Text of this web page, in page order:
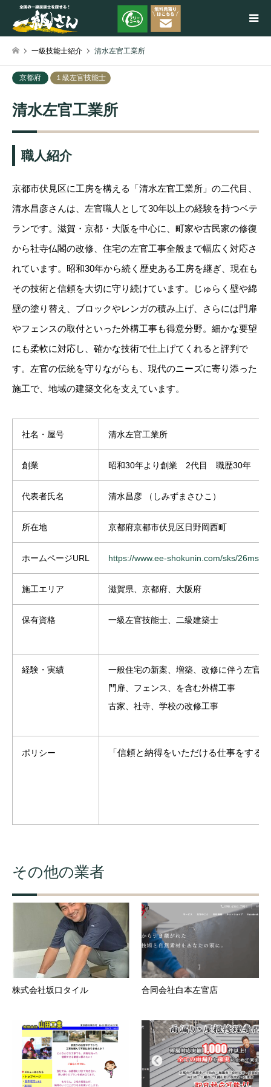
一級技能士紹介 清水左官工業所
京都府 １級左官技能士
清水左官工業所
職人紹介
京都市伏見区に工房を構える「清水左官工業所」の二代目、
清水昌彦さんは、左官職人として30年以上の経験を持つベテ
ランです。滋賀・京都・大阪を中心に、町家や古民家の修復
から社寺仏閣の改修、住宅の左官工事全般まで幅広く対応さ
れています。昭和30年から続く歴史ある工房を継ぎ、現在も
その技術と信頼を大切に守り続けています。じゅらく壁や綿
壁の塗り替え、ブロックやレンガの積み上げ、さらには門扉
やフェンスの取付といった外構工事も得意分野。細かな要望
にも柔軟に対応し、確かな技術で仕上げてくれると評判で
す。左官の伝統を守りながらも、現代のニーズに寄り添った
施工で、地域の建築文化を支えています。
社名・屋号 清水左官工業所
創業 昭和30年より創業 2代目 職歴30年
代表者氏名 清水昌彦 （しみずまさひこ）
所在地 京都府京都市伏見区日野岡西町
ホームページURL https://www.ee-shokunin.com/sks/26ms/
施工エリア 滋賀県、京都府、大阪府
保有資格 一級左官技能士、二級建築士
経験・実績
一般住宅の新案、増築、改修に伴う左官工
門扉、フェンス、を含む外構工事
古家、社寺、学校の改修工事
ポリシー 「信頼と納得をいただける仕事をす
その他の業者
株式会社坂口タイル 合同会社白本左官店